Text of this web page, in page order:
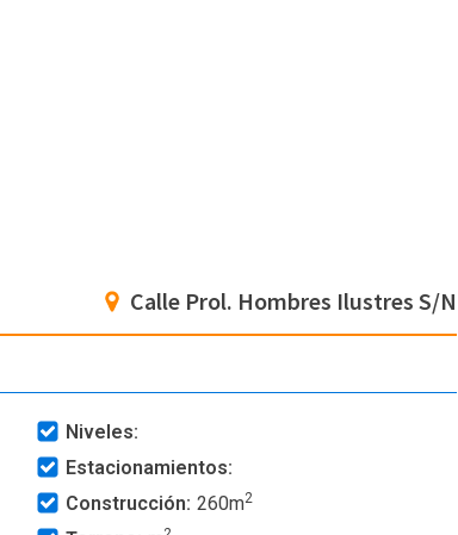
Calle Prol. Hombres Ilustres S/N
Niveles:
Estacionamientos:
Construcción: 260m2